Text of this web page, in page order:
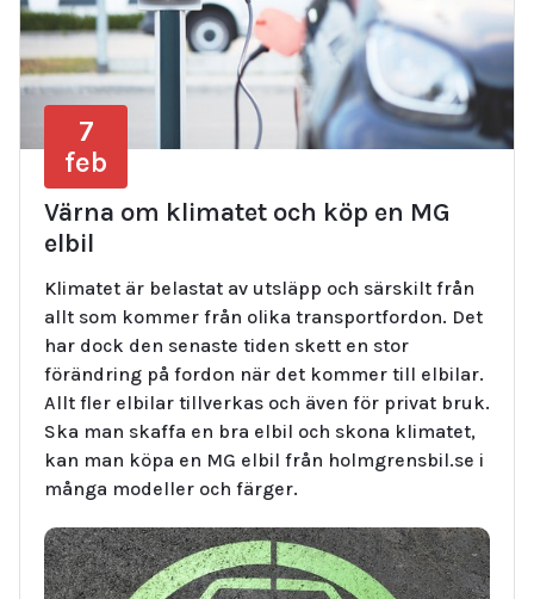
7
feb
Värna om klimatet och köp en MG
elbil
Klimatet är belastat av utsläpp och särskilt från
allt som kommer från olika transportfordon. Det
har dock den senaste tiden skett en stor
förändring på fordon när det kommer till elbilar.
Allt fler elbilar tillverkas och även för privat bruk.
Ska man skaffa en bra elbil och skona klimatet,
kan man köpa en MG elbil från holmgrensbil.se i
många modeller och färger.